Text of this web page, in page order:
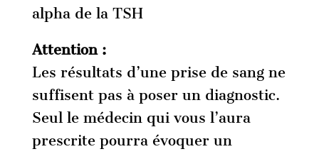
alpha de la TSH
Attention :
Les résultats d’une prise de sang ne
suffisent pas à poser un diagnostic.
Seul le médecin qui vous l’aura
prescrite pourra évoquer un